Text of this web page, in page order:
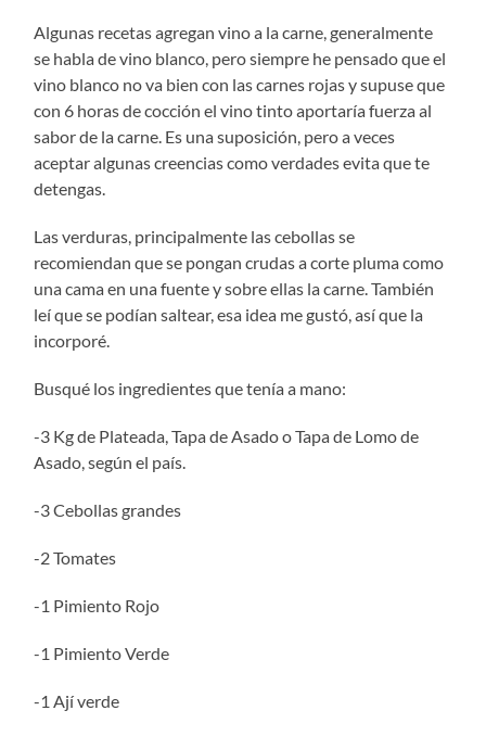
Algunas recetas agregan vino a la carne, generalmente
se habla de vino blanco, pero siempre he pensado que el
vino blanco no va bien con las carnes rojas y supuse que
con 6 horas de cocción el vino tinto aportaría fuerza al
sabor de la carne. Es una suposición, pero a veces
aceptar algunas creencias como verdades evita que te
detengas.
Las verduras, principalmente las cebollas se
recomiendan que se pongan crudas a corte pluma como
una cama en una fuente y sobre ellas la carne. También
leí que se podían saltear, esa idea me gustó, así que la
incorporé.
Busqué los ingredientes que tenía a mano:
-3 Kg de Plateada, Tapa de Asado o Tapa de Lomo de
Asado, según el país.
-3 Cebollas grandes
-2 Tomates
-1 Pimiento Rojo
-1 Pimiento Verde
-1 Ají verde